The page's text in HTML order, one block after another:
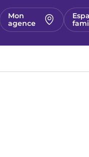
Mon
agence